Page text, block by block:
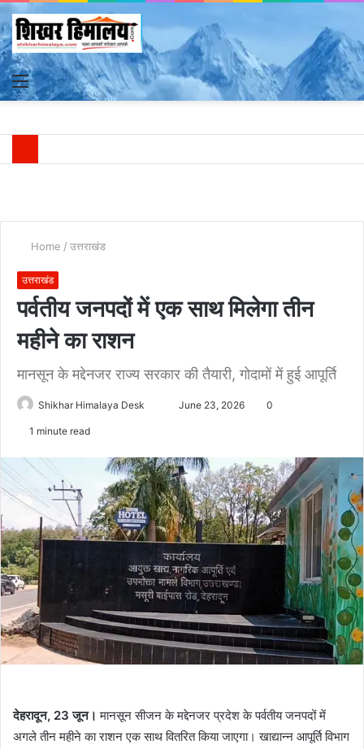
Menu
Home / उत्तराखंड
उत्तराखंड
पर्वतीय जनपदों में एक साथ मिलेगा तीन
महीने का राशन
मानसून के मद्देनजर राज्य सरकार की तैयारी, गोदामों में हुई आपूर्ति
Shikhar Himalaya Desk
SendJune 23, 2026 0
1 minute read
देहरादून, 23 जून। मानसून सीजन के मद्देनजर प्रदेश के पर्वतीय जनपदों में
अगले तीन महीने का राशन एक साथ वितरित किया जाएगा। खाद्यान्न आपूर्ति विभाग